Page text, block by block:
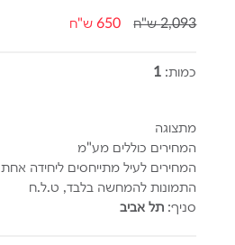
2,093 ש"ח 650 ש"ח
כמות: 1
מתצוגה
המחירים כוללים מע"מ
המחירים לעיל מתייחסים ליחידה אחת
התמונות להמחשה בלבד, ט.ל.ח
סניף: תל אביב